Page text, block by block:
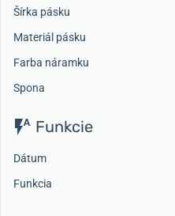
Šírka pásku
Materiál pásku
Farba náramku
Spona
Funkcie
Dátum
Funkcia